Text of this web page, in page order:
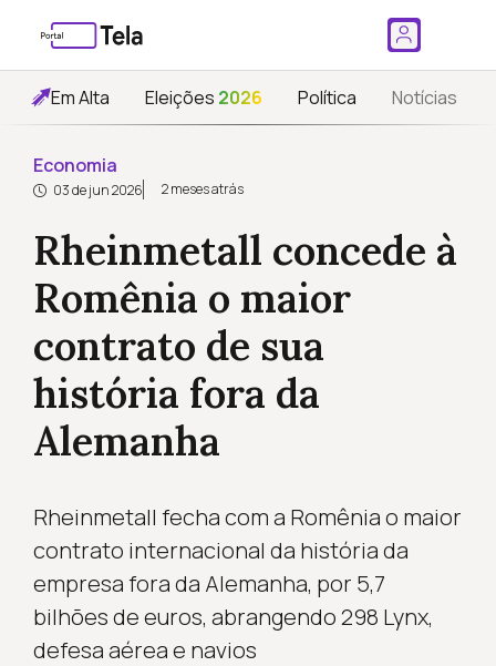
Em Alta Eleições 2026 Política Notícias
Economia
03 de jun 2026 2 meses atrás
Rheinmetall concede à
Romênia o maior
contrato de sua
história fora da
Alemanha
Rheinmetall fecha com a Romênia o maior
contrato internacional da história da
empresa fora da Alemanha, por 5,7
bilhões de euros, abrangendo 298 Lynx,
defesa aérea e navios